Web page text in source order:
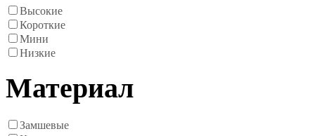
Высокие
Короткие
Мини
Низкие
Материал
Замшевые